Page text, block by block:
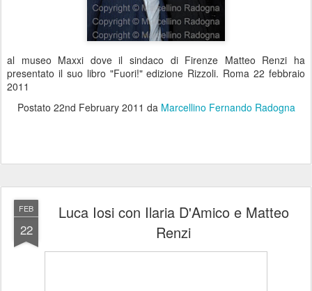
al museo Maxxi dove il sindaco di Firenze Matteo Renzi ha
presentato il suo libro "Fuori!" edizione Rizzoli. Roma 22 febbraio
2011
Postato 22nd February 2011 da Marcellino Fernando Radogna
FEB
22
Luca Iosi con Ilaria D'Amico e Matteo
Renzi